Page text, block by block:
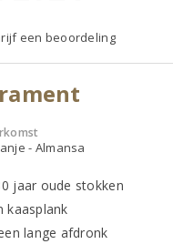
een beoordeling
- Almansa
jaar oude stokken
kaasplank
lange afdronk